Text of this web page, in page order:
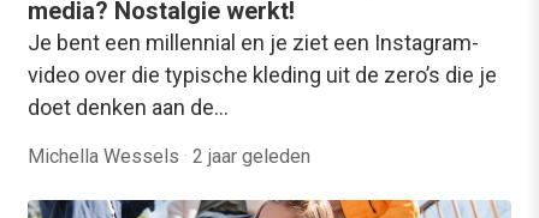
media? Nostalgie werkt!
Je bent een millennial en je ziet een Instagram-
video over die typische kleding uit de zero’s die je
doet denken aan de…
Michella Wessels · 2 jaar geleden